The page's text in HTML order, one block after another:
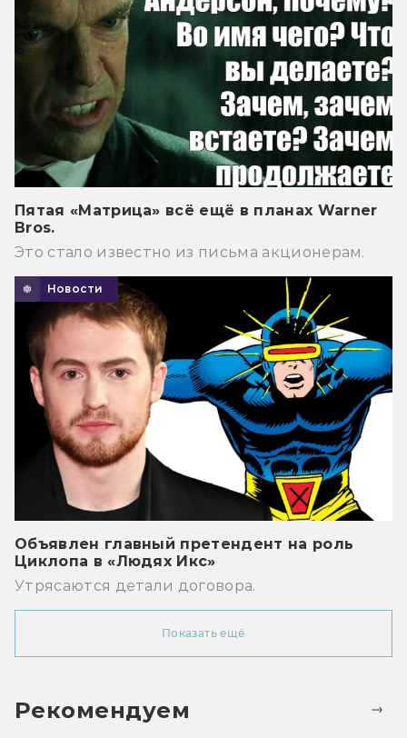
Пятая «Матрица» всё ещё в планах Warner
Bros.
Это стало известно из письма акционерам.
Новости
Объявлен главный претендент на роль
Циклопа в «Людях Икс»
Утрясаются детали договора.
Показать ещё
Рекомендуем